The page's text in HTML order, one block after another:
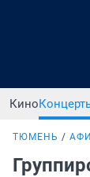
Кино
ТЮМЕНЬ